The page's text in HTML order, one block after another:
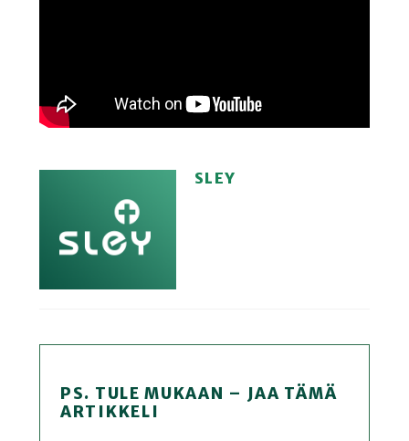
SLEY
PS. TULE MUKAAN – JAA TÄMÄ
ARTIKKELI